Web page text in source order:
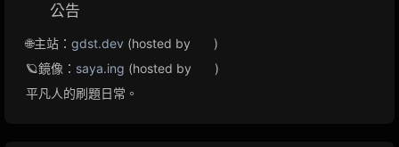
公告
🌐主站： gdst.dev (hosted by
)
🪐鏡像： saya.ing (hosted by
)
平凡人的刷題日常。